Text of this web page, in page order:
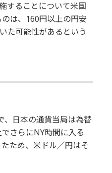
することについて米国
は、160円以上の円安
た可能性があるという
、日本の通貨当局は為替
さらにNY時間に入る
ため、米ドル／円はそ